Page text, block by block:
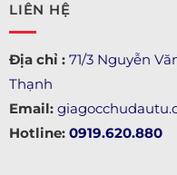
LIÊN HỆ
Địa chỉ : 71/3 Nguyễn
Thạnh
Email:
Hotline: 0919.620.880